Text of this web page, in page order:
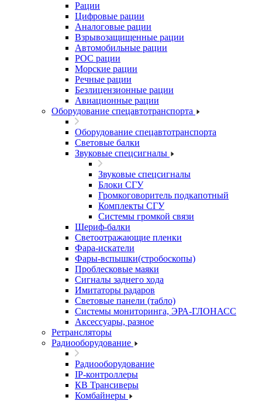
Рации
Цифровые рации
Аналоговые рации
Взрывозащищенные рации
Автомобильные рации
POC рации
Морские рации
Речные рации
Безлицензионные рации
Авиационные рации
Оборудование спецавтотранспорта
Оборудование спецавтотранспорта
Световые балки
Звуковые спецсигналы
Звуковые спецсигналы
Блоки СГУ
Громкоговоритель подкапотный
Комплекты СГУ
Системы громкой связи
Шериф-балки
Светоотражающие пленки
Фара-искатели
Фары-вспышки(стробоскопы)
Проблесковые маяки
Сигналы заднего хода
Имитаторы радаров
Световые панели (табло)
Системы мониторинга, ЭРА-ГЛОНАСС
Аксессуары, разное
Ретрансляторы
Радиооборудование
Радиооборудование
IP-контроллеры
КВ Трансиверы
Комбайнеры